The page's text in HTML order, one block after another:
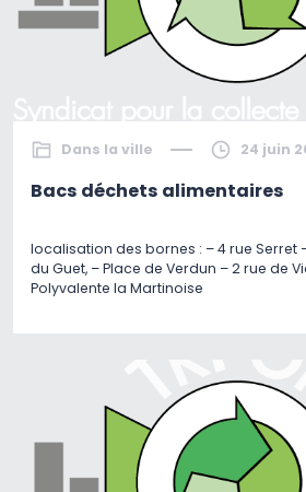
Dans la ville 24 juin
Bacs déchets alimentaires
localisation des bornes : – 4 rue Serret
du Guet, – Place de Verdun – 2 rue de
Polyvalente la Martinoise